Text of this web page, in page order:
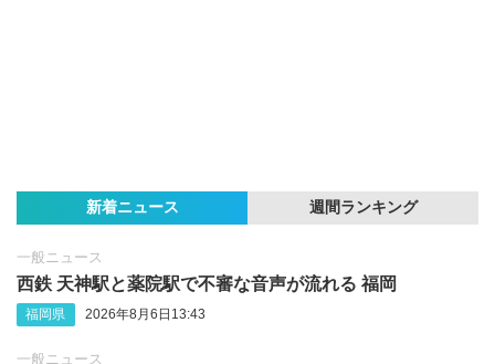
新着ニュース 週間ランキング
一般ニュース
西鉄 天神駅と薬院駅で不審な音声が流れる 福岡
福岡県 2026年8月6日13:43
一般ニュース